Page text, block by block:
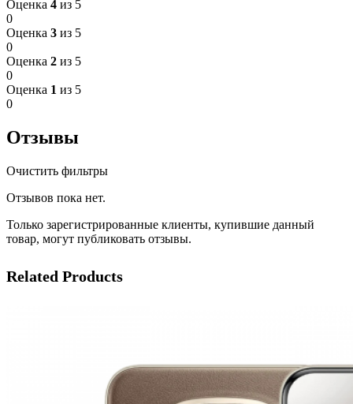
Оценка 4 из 5
0
Оценка 3 из 5
0
Оценка 2 из 5
0
Оценка 1 из 5
0
Отзывы
Очистить фильтры
Отзывов пока нет.
Только зарегистрированные клиенты, купившие данный
товар, могут публиковать отзывы.
Related Products